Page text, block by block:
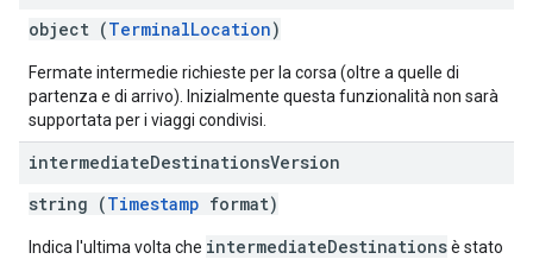
object (TerminalLocation)
Fermate intermedie richieste per la corsa (oltre a quelle di
partenza e di arrivo). Inizialmente questa funzionalità non sarà
supportata per i viaggi condivisi.
intermediateDestinationsVersion
string (Timestamp format)
Indica l'ultima volta che intermediateDestinationsè stato